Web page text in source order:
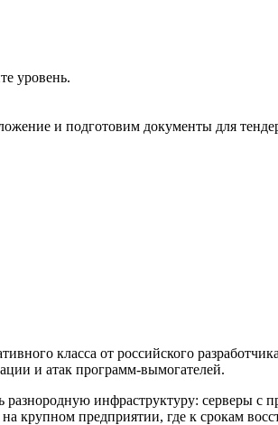
уровень.
и подготовим документы для
класса от российского
и атак программ-вымогателей.
инфраструктуру: серверы с
крупном предприятии, где к срокам